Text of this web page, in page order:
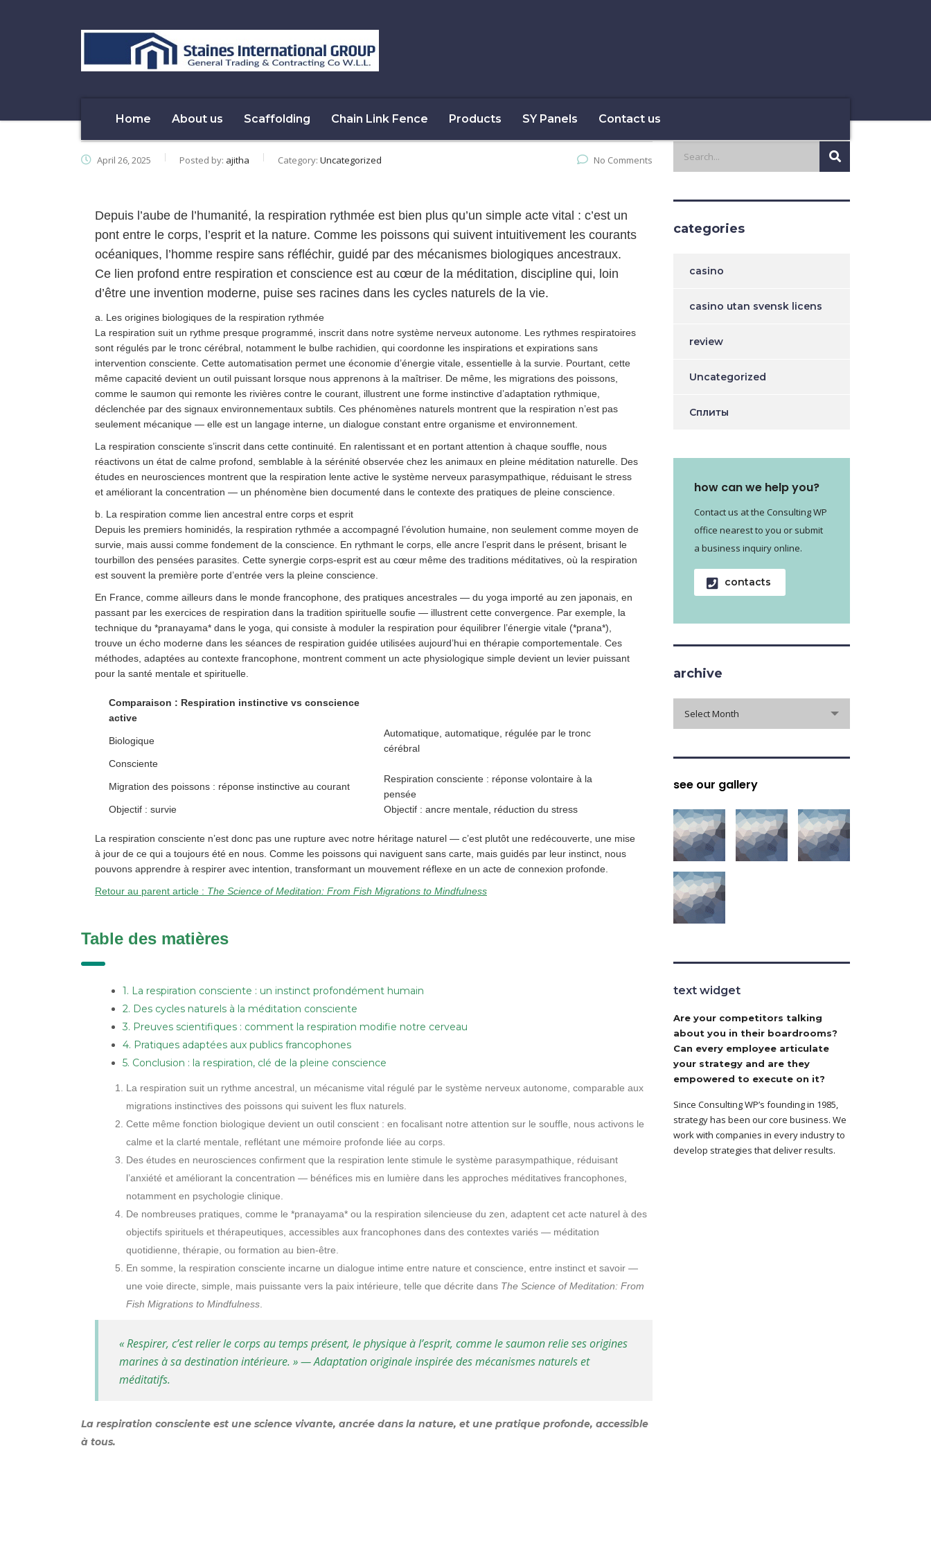
Home About us Scaffolding Chain Link Fence Products SY Panels Contact us
April 26, 2025 Posted by: ajitha Category: Uncategorized No Comments
Depuis l’aube de l’humanité, la respiration rythmée est bien plus qu’un simple acte vital : c’est un
pont entre le corps, l’esprit et la nature. Comme les poissons qui suivent intuitivement les courants
océaniques, l’homme respire sans réfléchir, guidé par des mécanismes biologiques ancestraux.
Ce lien profond entre respiration et conscience est au cœur de la méditation, discipline qui, loin
d’être une invention moderne, puise ses racines dans les cycles naturels de la vie.
a. Les origines biologiques de la respiration rythmée
La respiration suit un rythme presque programmé, inscrit dans notre système nerveux autonome. Les rythmes respiratoires
sont régulés par le tronc cérébral, notamment le bulbe rachidien, qui coordonne les inspirations et expirations sans
intervention consciente. Cette automatisation permet une économie d’énergie vitale, essentielle à la survie. Pourtant, cette
même capacité devient un outil puissant lorsque nous apprenons à la maîtriser. De même, les migrations des poissons,
comme le saumon qui remonte les rivières contre le courant, illustrent une forme instinctive d’adaptation rythmique,
déclenchée par des signaux environnementaux subtils. Ces phénomènes naturels montrent que la respiration n’est pas
seulement mécanique — elle est un langage interne, un dialogue constant entre organisme et environnement.
La respiration consciente s’inscrit dans cette continuité. En ralentissant et en portant attention à chaque souffle, nous
réactivons un état de calme profond, semblable à la sérénité observée chez les animaux en pleine méditation naturelle. Des
études en neurosciences montrent que la respiration lente active le système nerveux parasympathique, réduisant le stress
et améliorant la concentration — un phénomène bien documenté dans le contexte des pratiques de pleine conscience.
b. La respiration comme lien ancestral entre corps et esprit
Depuis les premiers hominidés, la respiration rythmée a accompagné l’évolution humaine, non seulement comme moyen de
survie, mais aussi comme fondement de la conscience. En rythmant le corps, elle ancre l’esprit dans le présent, brisant le
tourbillon des pensées parasites. Cette synergie corps-esprit est au cœur même des traditions méditatives, où la respiration
est souvent la première porte d’entrée vers la pleine conscience.
En France, comme ailleurs dans le monde francophone, des pratiques ancestrales — du yoga importé au zen japonais, en
passant par les exercices de respiration dans la tradition spirituelle soufie — illustrent cette convergence. Par exemple, la
technique du *pranayama* dans le yoga, qui consiste à moduler la respiration pour équilibrer l’énergie vitale (*prana*),
trouve un écho moderne dans les séances de respiration guidée utilisées aujourd’hui en thérapie comportementale. Ces
méthodes, adaptées au contexte francophone, montrent comment un acte physiologique simple devient un levier puissant
pour la santé mentale et spirituelle.
Comparaison : Respiration instinctive vs conscience
active
Biologique
Automatique, automatique, régulée par le tronc
cérébral
Consciente
Migration des poissons : réponse instinctive au courant
Respiration consciente : réponse volontaire à la
pensée
Objectif : survie
Objectif : ancre mentale, réduction du stress
La respiration consciente n’est donc pas une rupture avec notre héritage naturel — c’est plutôt une redécouverte, une mise
à jour de ce qui a toujours été en nous. Comme les poissons qui naviguent sans carte, mais guidés par leur instinct, nous
pouvons apprendre à respirer avec intention, transformant un mouvement réflexe en un acte de connexion profonde.
Retour au parent article : The Science of Meditation: From Fish Migrations to Mindfulness
Table des matières
1. La respiration consciente : un instinct profondément humain
2. Des cycles naturels à la méditation consciente
3. Preuves scientifiques : comment la respiration modifie notre cerveau
4. Pratiques adaptées aux publics francophones
5. Conclusion : la respiration, clé de la pleine conscience
La respiration suit un rythme ancestral, un mécanisme vital régulé par le système nerveux autonome, comparable aux
migrations instinctives des poissons qui suivent les flux naturels.
Cette même fonction biologique devient un outil conscient : en focalisant notre attention sur le souffle, nous activons le
calme et la clarté mentale, reflétant une mémoire profonde liée au corps.
Des études en neurosciences confirment que la respiration lente stimule le système parasympathique, réduisant
l’anxiété et améliorant la concentration — bénéfices mis en lumière dans les approches méditatives francophones,
notamment en psychologie clinique.
De nombreuses pratiques, comme le *pranayama* ou la respiration silencieuse du zen, adaptent cet acte naturel à des
objectifs spirituels et thérapeutiques, accessibles aux francophones dans des contextes variés — méditation
quotidienne, thérapie, ou formation au bien-être.
En somme, la respiration consciente incarne un dialogue intime entre nature et conscience, entre instinct et savoir —
une voie directe, simple, mais puissante vers la paix intérieure, telle que décrite dans The Science of Meditation: From
Fish Migrations to Mindfulness
« Respirer, c’est relier le corps au temps présent, le physique à l’esprit, comme le saumon relie ses origines
marines à sa destination intérieure. » — Adaptation originale inspirée des mécanismes naturels et
méditatifs.
La respiration consciente est une science vivante, ancrée dans la nature, et une pratique profonde, accessible
à tous.
categories
casino
casino utan svensk licens
review
Uncategorized
Сплиты
how can we help you?
Contact us at the Consulting WP
office nearest to you or submit
a business inquiry online.
contacts
archive
Select Month
see our gallery
text widget
Are your competitors talking
about you in their boardrooms?
Can every employee articulate
your strategy and are they
empowered to execute on it?
Since Consulting WP’s founding in 1985,
strategy has been our core business. We
work with companies in every industry to
develop strategies that deliver results.